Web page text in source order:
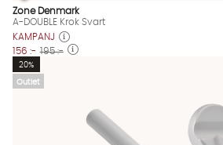
A-DOUBLE Krok Svart Finns även i
Zone Denmark
A-DOUBLE Krok Svart
KAMPANJ
156 :- 195 :-
Outlet
20%